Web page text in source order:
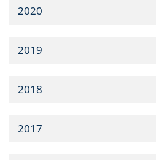
2020
2019
2018
2017